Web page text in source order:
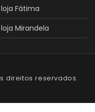
Fátima
Mirandela
direitos reservados.